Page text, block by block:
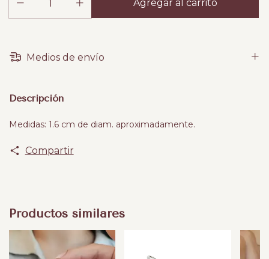
Medios de envío
Descripción
Medidas: 1.6 cm de diam. aproximadamente.
Compartir
Productos similares